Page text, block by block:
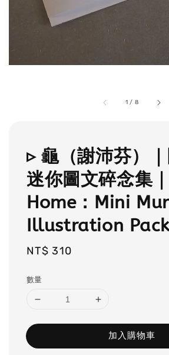
1 / 8
▹ 龜（謝沛芬）｜
迷你圖文碎念集
Home：Mini
Illustration Pack
Regular
NT$ 310
數量
加入購物車